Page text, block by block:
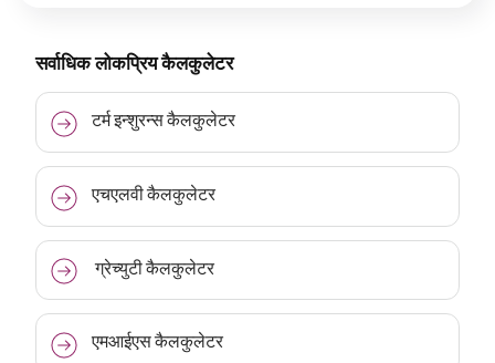
सर्वाधिक लोकप्रिय कैलकुलेटर
टर्म इन्शुरन्स कैलकुलेटर
एचएलवी कैलकुलेटर
ग्रेच्युटी कैलकुलेटर
एमआईएस कैलकुलेटर